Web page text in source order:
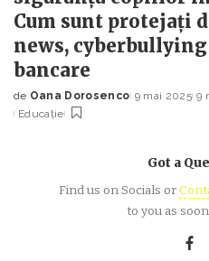
Cum sunt protejați
news,
bancare
Posted
by
de Oana Dorosenco 9 mai 2025 9
Educație
Got a
Find us on Socials or
to you as